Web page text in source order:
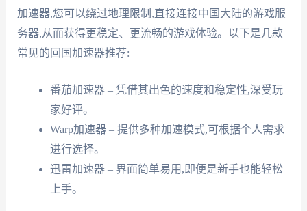
加速器,您可以绕过地理限制,直接连接中国大陆的游戏服
务器,从而获得更稳定、更流畅的游戏体验。以下是几款
常见的回国加速器推荐:
番茄加速器 – 凭借其出色的速度和稳定性,深受玩
家好评。
Warp加速器 – 提供多种加速模式,可根据个人需求
进行选择。
迅雷加速器 – 界面简单易用,即便是新手也能轻松
上手。